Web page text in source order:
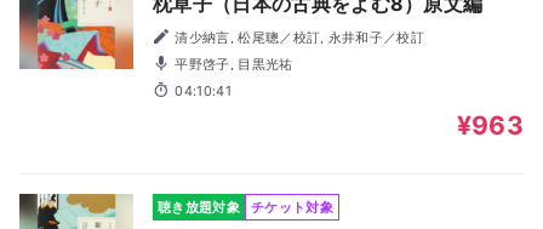
清少納言, 松尾聰／校訂, 永井和子／校訂
平野啓子, 目黒光祐
04:10:41
¥963
聴き放題対象 チケット対象